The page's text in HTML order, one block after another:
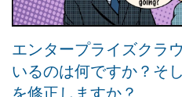
エンタープライズクラ
いるのは何ですか？そ